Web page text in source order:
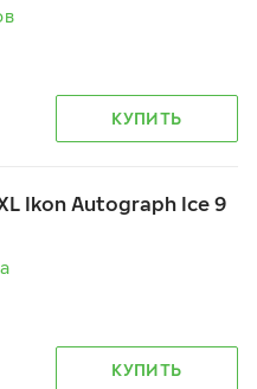
КУПИТЬ
Ikon Autograph Ice 9
КУПИТЬ